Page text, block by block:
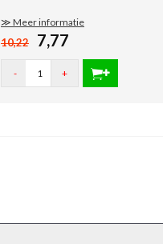
≫ Meer informatie
10,22 7,77
- +